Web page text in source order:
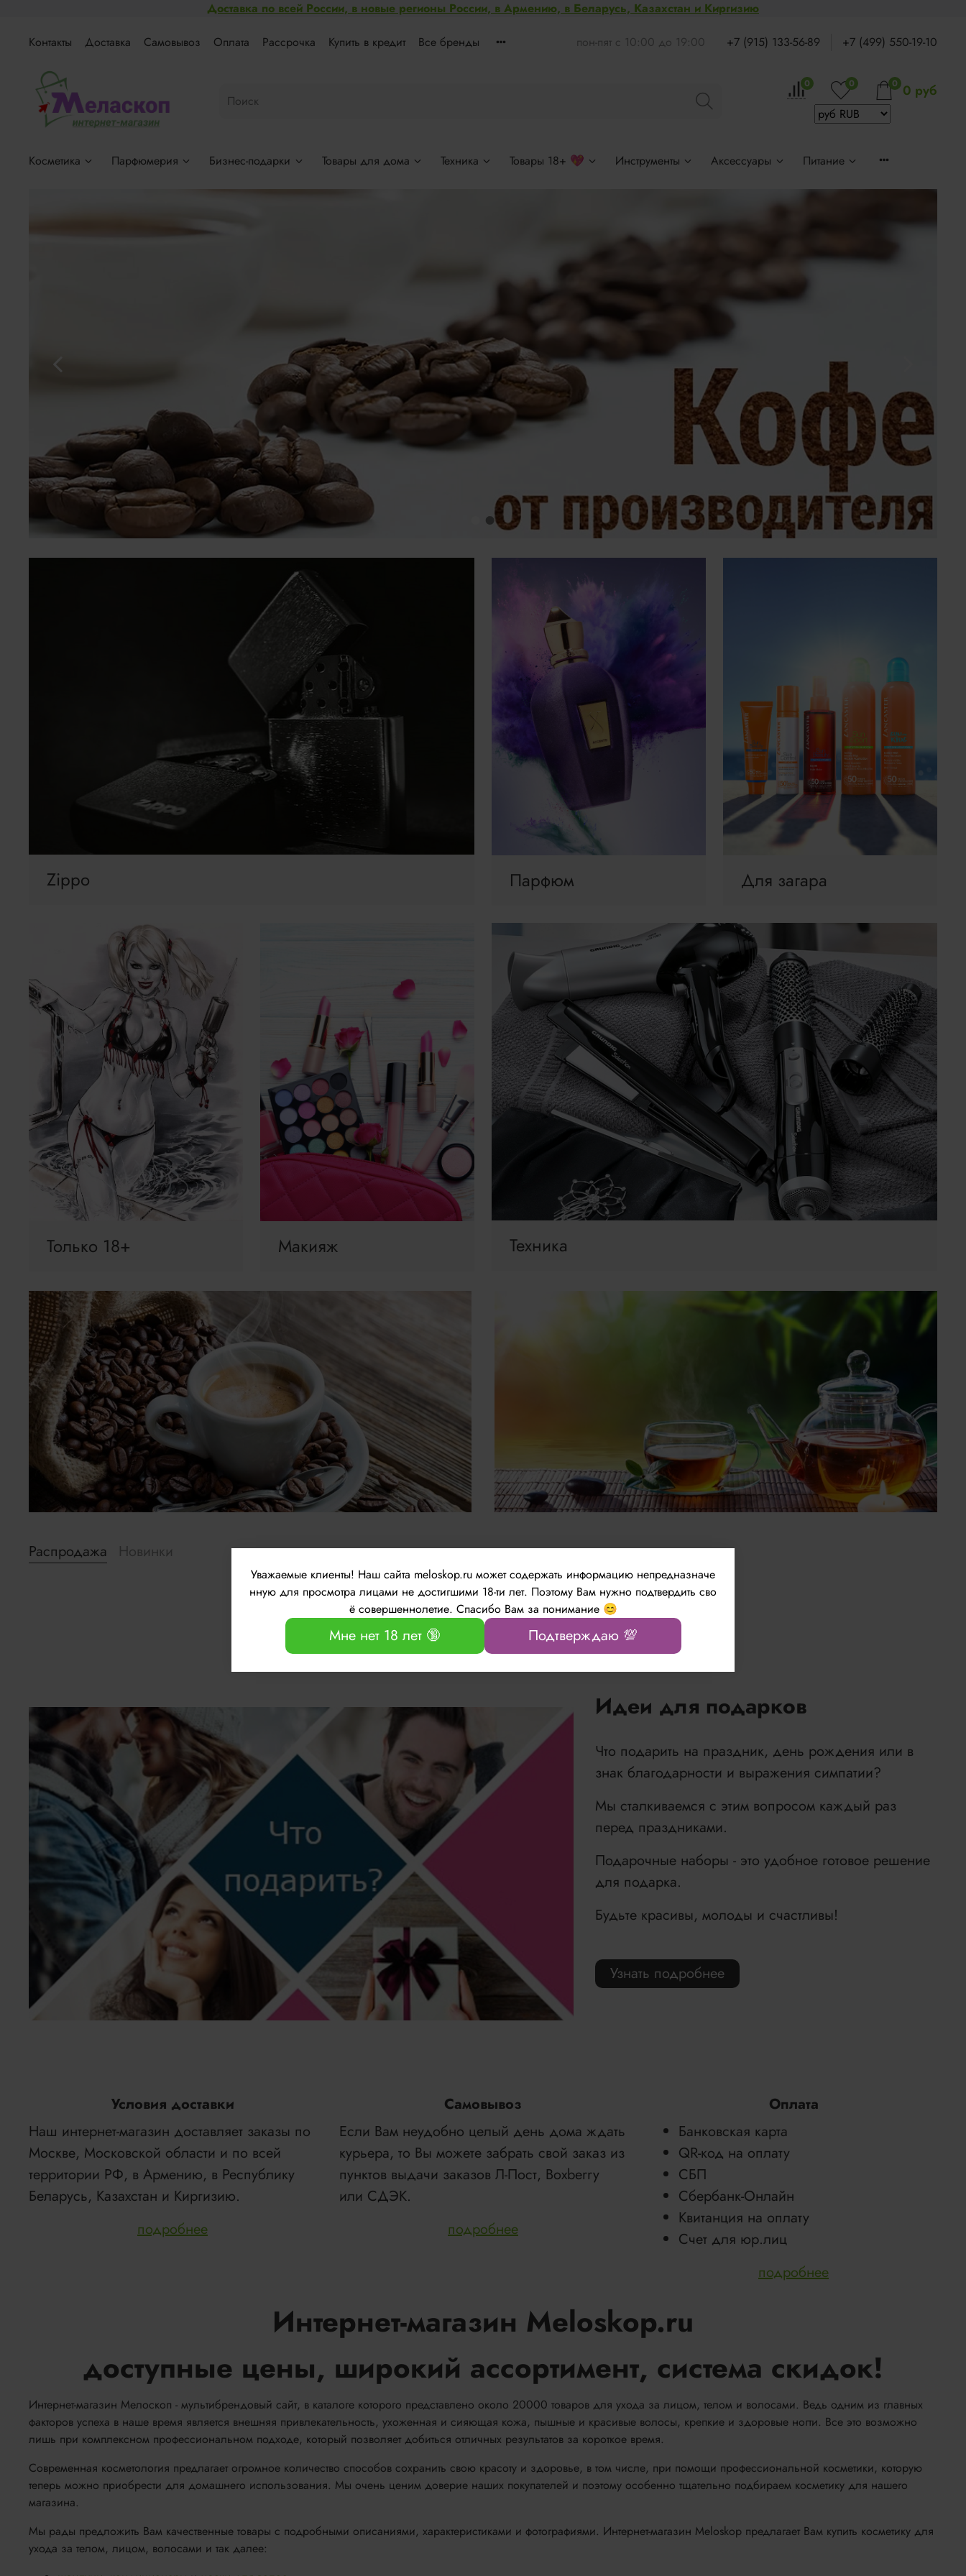
Доставка по всей России, в новые регионы России, в Армению, в Беларусь, Казахстан и Киргизию
Контакты Доставка Самовывоз Оплата Рассрочка Купить в кредит Все бренды пон-пят с 10:00 до 19:00 +7 (915) 133-56-89 +7 (499) 550-19-10
0 0 0 0 руб
Косметика Парфюмерия Бизнес-подарки Товары для дома Техника Товары 18+ 💖 Инструменты Аксессуары Питание
Zippo Парфюм Для загара
Только 18+ Макияж Техника
Распродажа Новинки
Идеи для подарков
Что подарить на праздник, день рождения или в
знак благодарности и выражения симпатии?
Мы сталкиваемся с этим вопросом каждый раз
перед праздниками.
Подарочные наборы - это удобное готовое решение
для подарка.
Будьте красивы, молоды и счастливы!
Узнать подробнее
Условия доставки
Наш интернет-магазин доставляет заказы по
Москве, Московской области и по всей
территории РФ, в Армению, в Республику
Беларусь, Казахстан и Киргизию.
подробнее
Самовывоз
Если Вам неудобно целый день дома ждать
курьера, то Вы можете забрать свой заказ из
пунктов выдачи заказов Л-Пост, Boxberry
или СДЭК.
подробнее
Оплата
Банковская карта
QR-код на оплату
СБП
Сбербанк-Онлайн
Квитанция на оплату
Счет для юр.лиц
подробнее
Интернет-магазин Meloskop.ru
доступные цены, широкий ассортимент, система скидок!
Интернет-магазин Мелоскоп - мультибрендовый сайт, в каталоге которого представлено около 20000 товаров для ухода за лицом, телом и волосами. Ведь одним из главных
факторов успеха в наше время является внешняя привлекательность, ухоженная и сияющая кожа, пышные и красивые волосы, крепкие и здоровые ногти. Все это возможно
лишь при комплексном профессиональном подходе, который позволяет добиться отличных результатов за короткое время.
Современная косметология предлагает огромное количество способов сохранить свою красоту и здоровье, в том числе, при помощи профессиональной косметики, которую
теперь можно приобрести для домашнего использования. Мы очень ценим доверие наших покупателей и поэтому особенно тщательно подбираем косметику для нашего
магазина.
Мы рады предложить Вам качественные товары с подробными описаниями, характеристиками и фотографиями. Интернет-магазин Meloskop предлагает Вам купить косметику для
ухода за телом, лицом, волосами и так далее:
Уважаемые клиенты! Наш сайта meloskop.ru может содержать информацию непредназначе
нную для просмотра лицами не достигшими 18-ти лет. Поэтому Вам нужно подтвердить сво
ё совершеннолетие. Спасибо Вам за понимание 😊
Мне нет 18 лет 🔞 Подтверждаю 💯